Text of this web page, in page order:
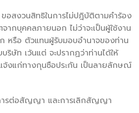
อสงวนสิทธิในการไม่ปฎิบัติตามคำร้อง
ากบุคคลภายนอก ไม่ว่าจะเป็นผู้ใช้งาน
ก หรือ ตัวแทนผู้รับมอบอำนาจของท่าน
ษัท เว้นแต่ จะปรากฏว่าท่านได้ให้
งแก่ทางกุนซือประกัน เป็นลายลักษณ์
ารต่อสัญญา และการเลิกสัญญา